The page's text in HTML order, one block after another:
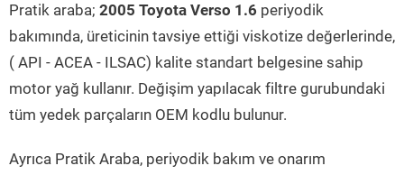
Pratik araba; 2005 Toyota Verso 1.6 periyodik
bakımında, üreticinin tavsiye ettiği viskotize değerlerinde,
( API - ACEA - ILSAC) kalite standart belgesine sahip
motor yağ kullanır. Değişim yapılacak filtre gurubundaki
tüm yedek parçaların OEM kodlu bulunur.
Ayrıca Pratik Araba, periyodik bakım ve onarım